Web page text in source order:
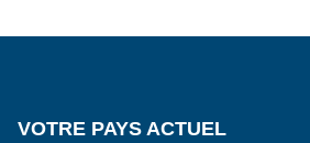
VOTRE PAYS ACTUEL